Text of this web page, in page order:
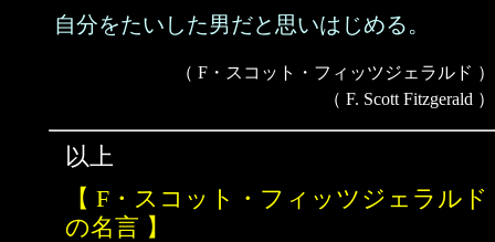
自分をたいした男だと思いはじめる。
（ F・スコット・フィッツジェラルド ）
（ F. Scott Fitzgerald ）
以上
【 F・スコット・フィッツジェラルド
の名言 】